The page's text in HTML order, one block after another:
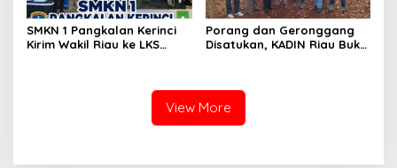
SMKN 1 Pangkalan Kerinci
Kirim Wakil Riau ke LKS
Porang dan Geronggang
Disatukan, KADIN Riau Buka
View More